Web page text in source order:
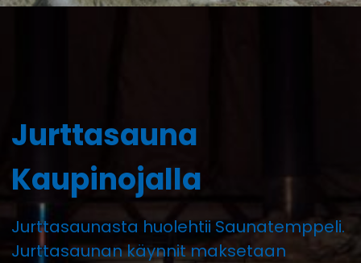
Jurttasauna
Kaupinojalla
Jurttasaunasta huolehtii Saunatemppeli.
Jurttasaunan käynnit maksetaan